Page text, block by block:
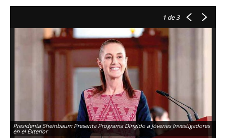
1 de 3
Presidenta Sheinbaum Presenta Programa Dirigido a Jóvenes Investigadores
en el Exterior